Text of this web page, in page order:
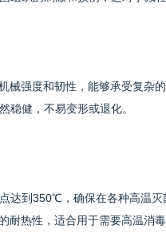
械强度和韧性，能够承受复杂
稳健，不易变形或退化。
达到350℃，确保在各种高温
耐热性，适合用于需要高温消